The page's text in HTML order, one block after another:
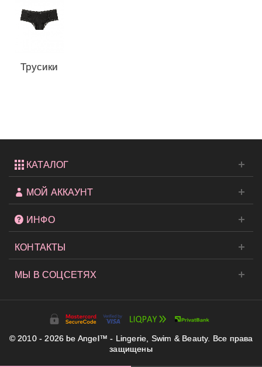
Трусики
КАТАЛОГ
МОЙ АККАУНТ
ИНФО
КОНТАКТЫ
МЫ В СОЦСЕТЯХ
© 2010 - 2026 be Angel™ - Lingerie, Swim & Beauty. Все права
защищены